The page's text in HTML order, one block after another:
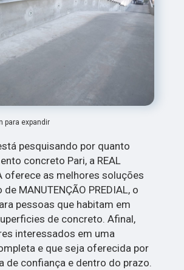
para expandir
pesquisando por quanto
concreto Pari, a REAL
oferece as melhores soluções
MANUTENÇÃO PREDIAL, o
pessoas que habitam em
de concreto. Afinal,
interessados em uma
e que seja oferecida por
de confiança e dentro do prazo.